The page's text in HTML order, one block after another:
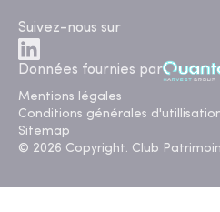
Suivez-nous sur
Données fournies par
Mentions légales
Conditions générales
Sitemap
© 2026 Copyright. Club